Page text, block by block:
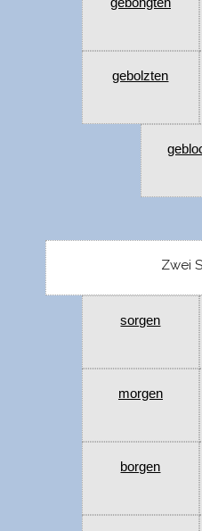
gebolzten
Zwei
sorgen
morgen
borgen